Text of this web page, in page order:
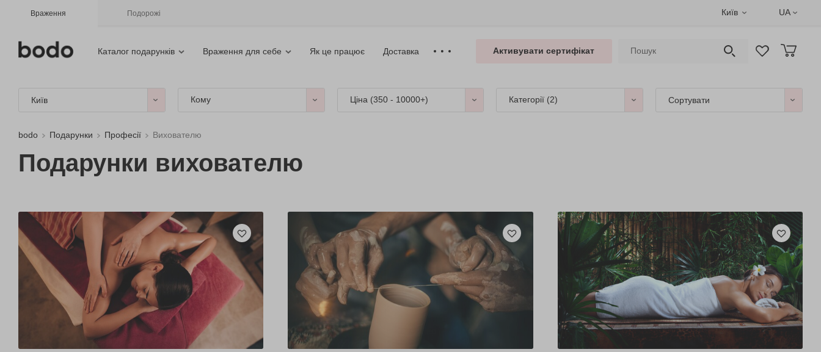
Враження Подорожі Київ UA
Каталог подарунків Враження для себе Як це працює Доставка Активувати сертифікат
Київ Кому Ціна (350 - 10000+) Категорії (2) Сортувати
bodo Подарунки Професії Вихователю
Подарунки вихователю